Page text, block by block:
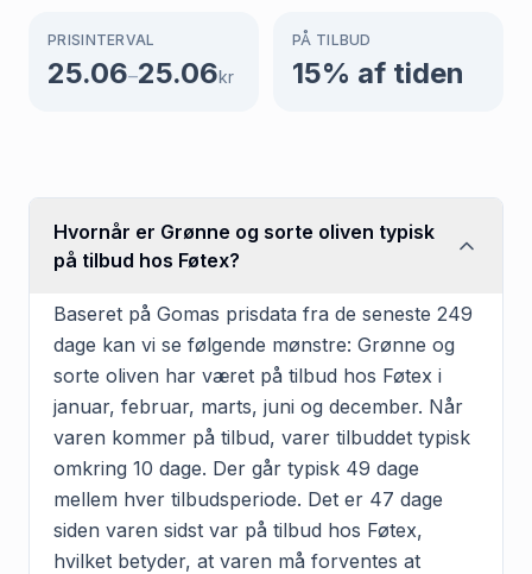
PRISINTERVAL
25.06–25.06kr
PÅ TILBUD
15% af tiden
Hvornår er Grønne og sorte oliven typisk
på tilbud hos Føtex?
Baseret på Gomas prisdata fra de seneste 249
dage kan vi se følgende mønstre: Grønne og
sorte oliven har været på tilbud hos Føtex i
januar, februar, marts, juni og december. Når
varen kommer på tilbud, varer tilbuddet typisk
omkring 10 dage. Der går typisk 49 dage
mellem hver tilbudsperiode. Det er 47 dage
siden varen sidst var på tilbud hos Føtex,
hvilket betyder, at varen må forventes at